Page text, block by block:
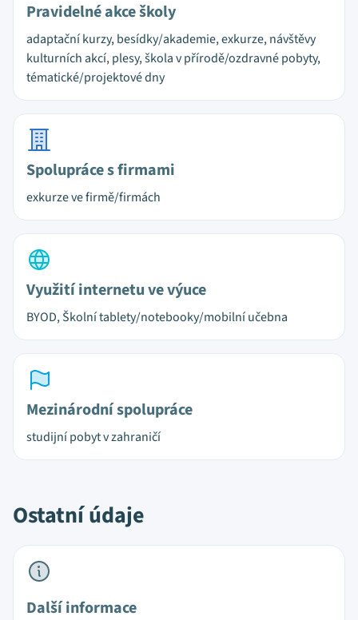
Pravidelné akce školy
adaptační kurzy, besídky/akademie, exkurze, návštěvy
kulturních akcí, plesy, škola v přírodě/ozdravné pobyty,
tématické/projektové dny
Spolupráce s firmami
exkurze ve firmě/firmách
Využití internetu ve výuce
BYOD, Školní tablety/notebooky/mobilní učebna
Mezinárodní spolupráce
studijní pobyt v zahraničí
Ostatní údaje
Další informace